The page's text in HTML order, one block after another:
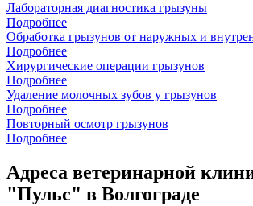
Лабораторная диагностика грызуны
Подробнее
Обработка грызунов от наружных и
Подробнее
Хирургические операции грызунов
Подробнее
Удаление молочных зубов у грызунов
Подробнее
Повторный осмотр грызунов
Подробнее
Адреса ветеринарной
"Пульс" в Волгограде